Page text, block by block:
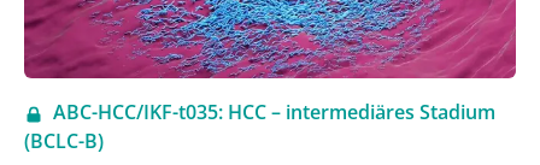
ABC-HCC/IKF-t035: HCC – intermediäres Stadium
(BCLC-B)